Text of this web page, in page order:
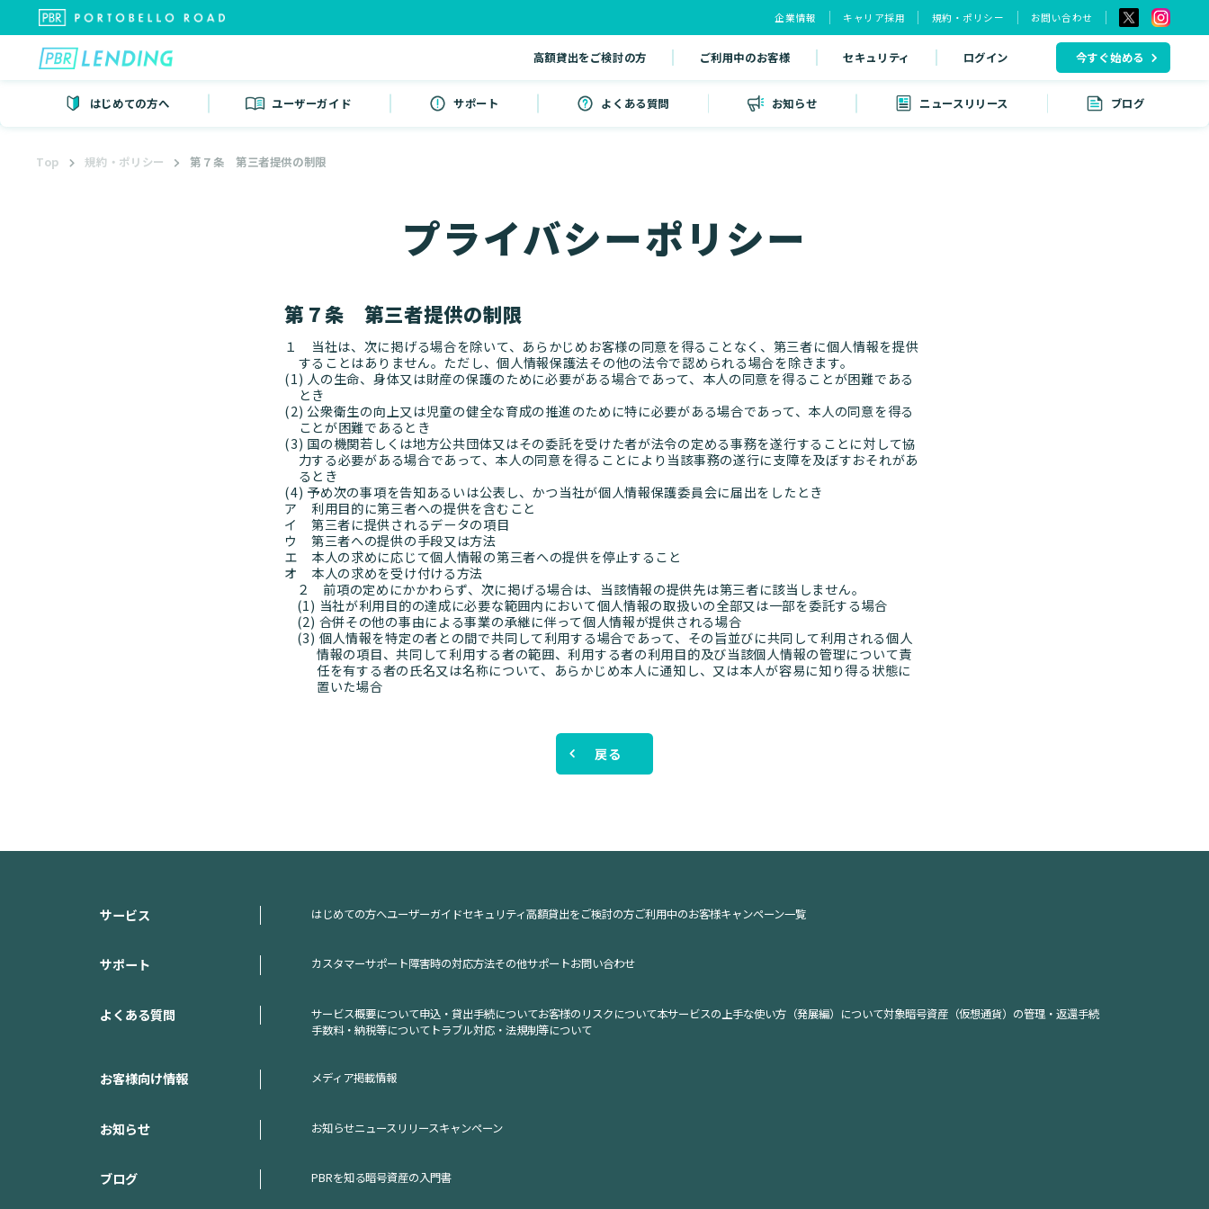
企業情報 キャリア採用 規約・ポリシー お問い合わせ
高額貸出をご検討の方 ご利用中のお客様 セキュリティ ログイン 今すぐ始める
はじめての方へ ユーザーガイド サポート よくある質問 お知らせ ニュースリリース ブログ
Top 規約・ポリシー 第７条 第三者提供の制限
プライバシーポリシー
第７条 第三者提供の制限
１ 当社は、次に掲げる場合を除いて、あらかじめお客様の同意を得ることなく、第三者に個人情報を提供
することはありません。ただし、個人情報保護法その他の法令で認められる場合を除きます。
(1) 人の生命、身体又は財産の保護のために必要がある場合であって、本人の同意を得ることが困難である
とき
(2) 公衆衛生の向上又は児童の健全な育成の推進のために特に必要がある場合であって、本人の同意を得る
ことが困難であるとき
(3) 国の機関若しくは地方公共団体又はその委託を受けた者が法令の定める事務を遂行することに対して協
力する必要がある場合であって、本人の同意を得ることにより当該事務の遂行に支障を及ぼすおそれがあ
るとき
(4) 予め次の事項を告知あるいは公表し、かつ当社が個人情報保護委員会に届出をしたとき
ア 利用目的に第三者への提供を含むこと
イ 第三者に提供されるデータの項目
ウ 第三者への提供の手段又は方法
エ 本人の求めに応じて個人情報の第三者への提供を停止すること
オ 本人の求めを受け付ける方法
２ 前項の定めにかかわらず、次に掲げる場合は、当該情報の提供先は第三者に該当しません。
(1) 当社が利用目的の達成に必要な範囲内において個人情報の取扱いの全部又は一部を委託する場合
(2) 合併その他の事由による事業の承継に伴って個人情報が提供される場合
(3) 個人情報を特定の者との間で共同して利用する場合であって、その旨並びに共同して利用される個人
情報の項目、共同して利用する者の範囲、利用する者の利用目的及び当該個人情報の管理について責
任を有する者の氏名又は名称について、あらかじめ本人に通知し、又は本人が容易に知り得る状態に
置いた場合
戻る
サービス はじめての方へユーザーガイドセキュリティ高額貸出をご検討の方ご利用中のお客様キャンペーン一覧
サポート カスタマーサポート障害時の対応方法その他サポートお問い合わせ
よくある質問 サービス概要について申込・貸出手続についてお客様のリスクについて本サービスの上手な使い方（発展編）について対象暗号資産（仮想通貨）の管理・返還手続
手数料・納税等についてトラブル対応・法規制等について
お客様向け情報 メディア掲載情報
お知らせ お知らせニュースリリースキャンペーン
ブログ PBRを知る暗号資産の入門書